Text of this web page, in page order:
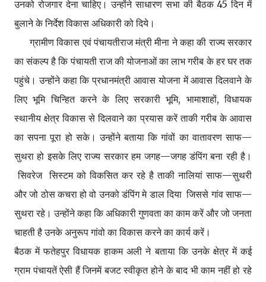
उनको रोजगार देना चाहिए। उन्होंने साधारण सभा की बैठक 45 दिन में
बुलाने के निर्देश विकास अधिकारी को दिये।
ग्रामीण विकास एवं पंचायतीराज मंत्री मीना ने कहा की राज्य सरकार
का संकल्प है कि पंचायती राज की योजनाओं का लाभ गरीब के हर घर तक
पहुंचे। उन्होंने कहा कि प्रधानमंत्री आवास योजना में आवास दिलवाने के
लिए भूमि चिन्हित करने के लिए सरकारी भूमि, भामाशाहों, विधायक
स्थानीय क्षेत्र विकास से दिलवाने का प्रयास करें ताकी गरीब के आवास
का सपना पूरा हो सके। उन्होंने बताया कि गांवों का वातावरण साफ—
सुथरा हो इसके लिए राज्य सरकार हम जगह—जगह डंपिंग बना रही है।
सिवरेज सिस्टम को विकसित कर रहे है ताकी नालियां साफ—सुथरी
और जो ठोस कचरा हो वो उनको डंपिंग मे डाल दिया जिससे गांव साफ—
सुथरा रहे। उन्होंने कहा कि अधिकारी गुणवता का काम करें और जो जनता
चाहती है उनके अनुरूप गांवो का विकास करने का कार्य करें।
बैठक में फतेहपुर विधायक हाकम अली ने बताया कि उनके क्षेत्र में कई
ग्राम पंचायतें ऐसी हैं जिनमें बजट स्वीकृत होने के बाद भी काम नहीं हो रहे